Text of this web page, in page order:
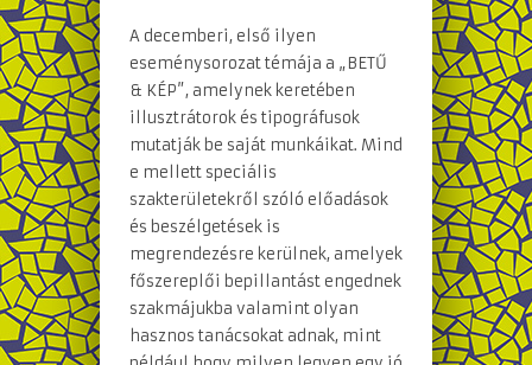
A decemberi, első ilyen
eseménysorozat témája a „BETŰ
& KÉP”, amelynek keretében
illusztrátorok és tipográfusok
mutatják be saját munkáikat. Mind
e mellett speciális
szakterületekről szóló előadások
és beszélgetések is
megrendezésre kerülnek, amelyek
főszereplői bepillantást engednek
szakmájukba valamint olyan
hasznos tanácsokat adnak, mint